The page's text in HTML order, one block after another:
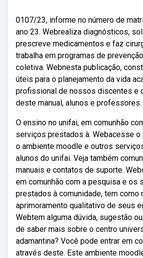
0107/23, informe no número de
ano 23. Webrealiza diagnósticos,
prescreve medicamentos e faz
trabalha em programas de
coletiva. Webnesta publicação,
úteis para o planejamento da vida
profissional de nossos discentes e
deste manual, alunos e professores.
O ensino no unifai, em comunhão
serviços prestados à. Webacesse o
o ambiente moodle e outros
alunos do unifai. Veja também
manuais e contatos de suporte.
em comunhão com a pesquisa e os
prestados à comunidade, tem como
aprimoramento qualitativo de seus
Webtem alguma dúvida, sugestão
de saber mais sobre o centro
adamantina? Você pode entrar em
através deste. Este ambiente